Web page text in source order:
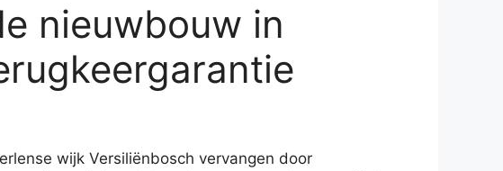
nieuwbouw in
wijk Versiliënbosch vervangen door